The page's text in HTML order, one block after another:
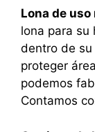
Lona de
lona para su
dentro de
proteger
podemos
Contamos